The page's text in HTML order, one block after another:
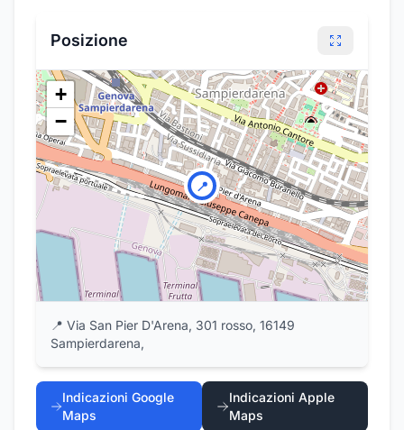
Posizione
📍
+
−
📍 Via San Pier D'Arena, 301 rosso, 16149
Sampierdarena,
Indicazioni Google
Maps
Indicazioni Apple
Maps